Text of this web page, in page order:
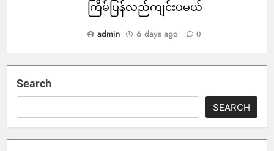
ကြိမ်ပြန်လည်ကျင်းပမယ်
admin 6 days ago 0
Search
SEARCH